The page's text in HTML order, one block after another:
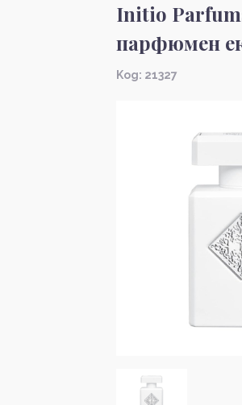
Initio
парфюмен
Kод: 21327